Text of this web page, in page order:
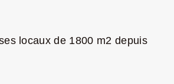
locaux de 1800 m2 depuis